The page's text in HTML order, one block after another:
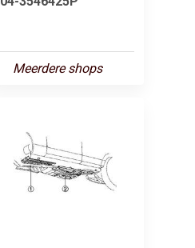
Meerdere shops